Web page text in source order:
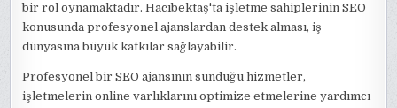
bir rol oynamaktadır. Hacıbektaş'ta işletme sahiplerinin SEO
konusunda profesyonel ajanslardan destek alması, iş
dünyasına büyük katkılar sağlayabilir.
Profesyonel bir SEO ajansının sunduğu hizmetler,
işletmelerin online varlıklarını optimize etmelerine yardımcı